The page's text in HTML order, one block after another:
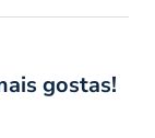
gostas!